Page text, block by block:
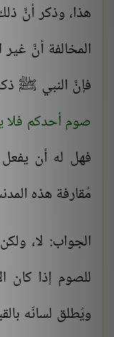
هذا، وذكر أنَّ
المخالفة أنَّ
فإنَّ النبي ﷺ
صوم أحدكم فلا
فهل له أن
مُقارفة هذه
الجواب: لا،
للصوم إذا كان
ويُطلق لسانَه